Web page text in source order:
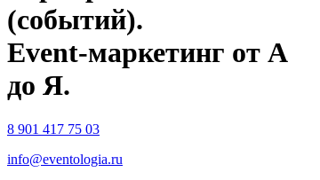
(событий).
Event-маркетинг от А
до Я.
8 901 417 75 03
info@eventologia.ru